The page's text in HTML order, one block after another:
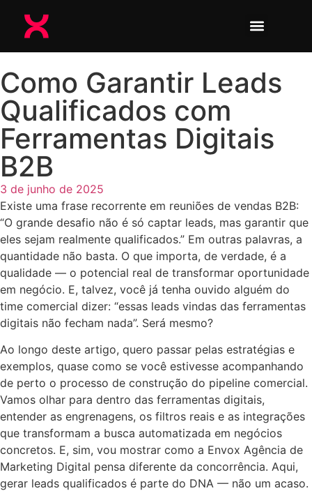
Como Garantir Leads
Qualificados com
Ferramentas Digitais
B2B
3 de junho de 2025
Existe uma frase recorrente em reuniões de vendas B2B:
“O grande desafio não é só captar leads, mas garantir que
eles sejam realmente qualificados.” Em outras palavras, a
quantidade não basta. O que importa, de verdade, é a
qualidade — o potencial real de transformar oportunidade
em negócio. E, talvez, você já tenha ouvido alguém do
time comercial dizer: “essas leads vindas das ferramentas
digitais não fecham nada”. Será mesmo?
Ao longo deste artigo, quero passar pelas estratégias e
exemplos, quase como se você estivesse acompanhando
de perto o processo de construção do pipeline comercial.
Vamos olhar para dentro das ferramentas digitais,
entender as engrenagens, os filtros reais e as integrações
que transformam a busca automatizada em negócios
concretos. E, sim, vou mostrar como a Envox Agência de
Marketing Digital pensa diferente da concorrência. Aqui,
gerar leads qualificados é parte do DNA — não um acaso.